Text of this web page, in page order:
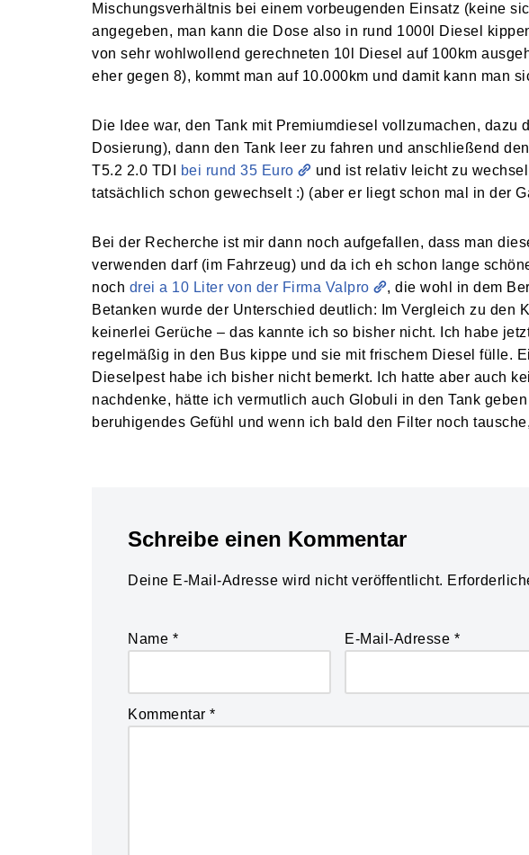
Mischungsverhältnis bei einem vorbeugenden Einsatz (keine
angegeben, man kann die Dose also in rund 1000l Diesel
von sehr wohlwollend gerechneten 10l Diesel auf 100km
eher gegen 8), kommt man auf 10.000km und damit kann man
Die Idee war, den Tank mit Premiumdiesel vollzumachen, dazu
Dosierung), dann den Tank leer zu fahren und anschließend
T5.2 2.0 TDI
bei rund 35 Euro
und ist relativ leicht zu
tatsächlich schon gewechselt :) (aber er liegt schon mal in der
Bei der Recherche ist mir dann noch aufgefallen, dass man
verwenden darf (im Fahrzeug) und da ich eh schon lange
noch drei a 10 Liter von der Firma Valpro
, die wohl in dem
Betanken wurde der Unterschied deutlich: Im Vergleich zu den
keinerlei Gerüche – das kannte ich so bisher nicht. Ich habe
regelmäßig in den Bus kippe und sie mit frischem Diesel fülle.
Dieselpest habe ich bisher nicht bemerkt. Ich hatte aber auch
nachdenke, hätte ich vermutlich auch Globuli in den Tank
beruhigendes Gefühl und wenn ich bald den Filter noch
Schreibe einen Kommentar
Deine E-Mail-Adresse wird nicht veröffentlicht.
Name * E-Mail-Adresse *
Kommentar *